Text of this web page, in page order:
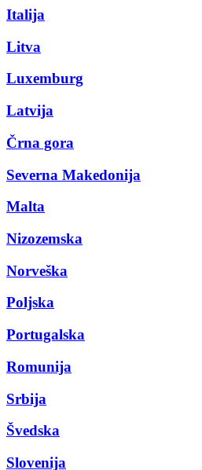
Italija
Litva
Luxemburg
Latvija
Črna gora
Severna Makedonija
Malta
Nizozemska
Norveška
Poljska
Portugalska
Romunija
Srbija
Švedska
Slovenija